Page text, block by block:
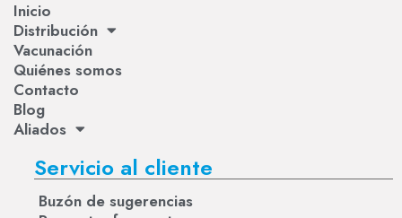
Inicio
Distribución
Vacunación
Quiénes somos
Contacto
Blog
Aliados
Servicio al cliente
Buzón de sugerencias